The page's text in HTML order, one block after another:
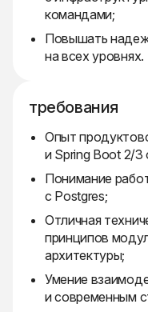
командами;
Повышать
на всех уровнях.
требования
Опыт
и Spring Boot 2/3
Понимание
с Postgres;
Отличная
принципов
архитектуры;
Умение
и современным